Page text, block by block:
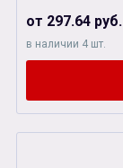
от 297.64 руб.
в наличии 4 шт.